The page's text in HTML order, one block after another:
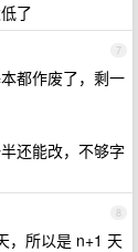
了
7
都作废了，剩一
还能改，不够字
8
，所以是 n+1 天